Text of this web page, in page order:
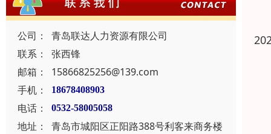
公司：
青岛联达人力资源有限公司
联系：
张西锋
邮箱：
15866825256@139.com
手机：
18678408903
电话： 0532-58005058
地址：
青岛市城阳区正阳路388号利客来商务楼